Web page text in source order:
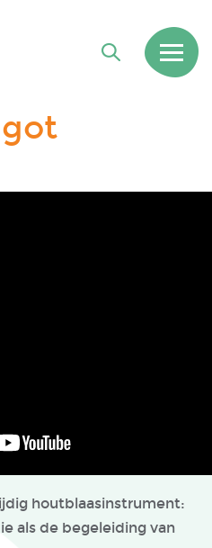
houtblaasinstrument:
als de begeleiding van